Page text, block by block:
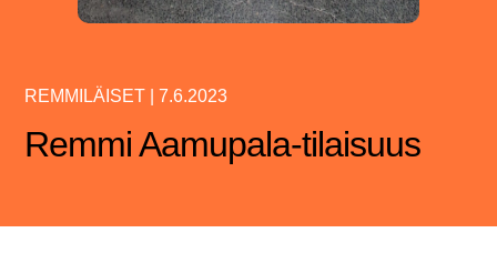
REMMILÄISET |7.6.2023
Remmi Aamupala-tilaisuus